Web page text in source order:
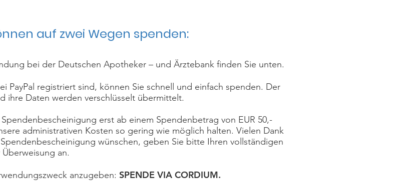
auf zwei Wegen spenden:
bei der Deutschen Apotheker – und Ärztebank finden Sie unten.
PayPal registriert sind, können Sie schnell und einfach spenden. Der
ihre Daten werden verschlüsselt übermittelt.
erst ab einem Spendenbetrag von EUR 50,-
administrativen Kosten so gering wie möglich halten. Vielen Dank
wünschen, geben Sie bitte Ihren vollständigen
an.
anzugeben: SPENDE VIA CORDIUM.